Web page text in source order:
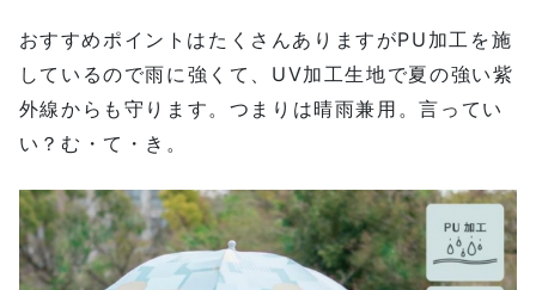
おすすめポイントはたくさんありますがPU加工を施
しているので雨に強くて、UV加工生地で夏の強い紫
外線からも守ります。つまりは晴雨兼用。言ってい
い？む・て・き。